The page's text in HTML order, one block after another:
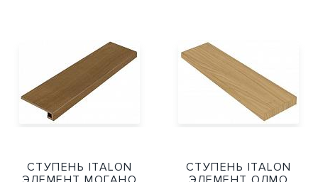
СТУПЕНЬ ITALON
СТУПЕНЬ ITALON